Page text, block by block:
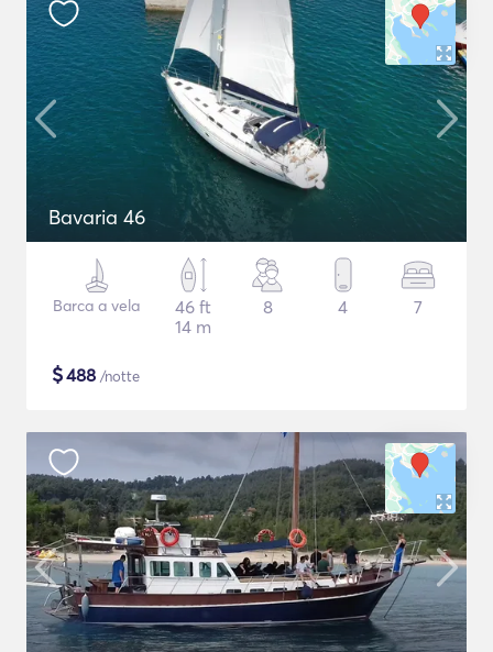
Bavaria 46
Barca a vela
46 ft
14 m
8 4 7
$488 /notte